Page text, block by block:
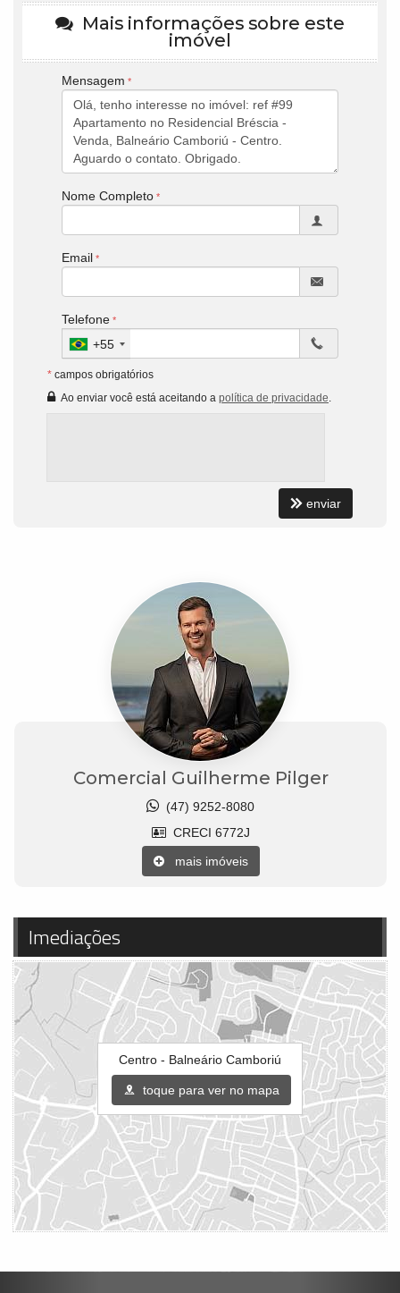
Mais informações sobre este
imóvel
Mensagem
Nome Completo
Email
Telefone
+55
* campos obrigatórios
Ao enviar você está aceitando a política de privacidade.
enviar
Comercial Guilherme Pilger
(47) 9252-8080
CRECI 6772J
mais imóveis
Imediações
Centro - Balneário Camboriú
toque para ver no mapa